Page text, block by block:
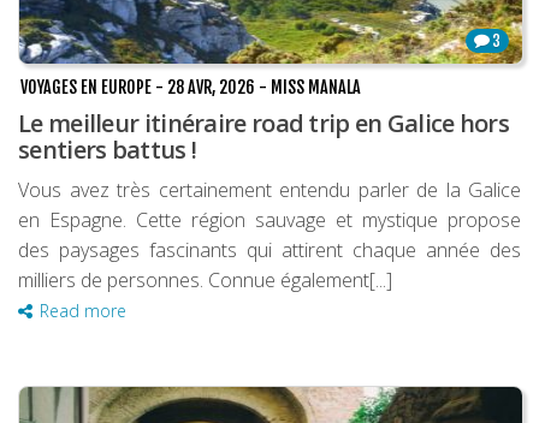
3
VOYAGES EN EUROPE - 28 AVR, 2026 - MISS MANALA
Le meilleur itinéraire road trip en Galice hors
sentiers battus !
Vous avez très certainement entendu parler de la Galice
en Espagne. Cette région sauvage et mystique propose
des paysages fascinants qui attirent chaque année des
milliers de personnes. Connue également[...]
Read more